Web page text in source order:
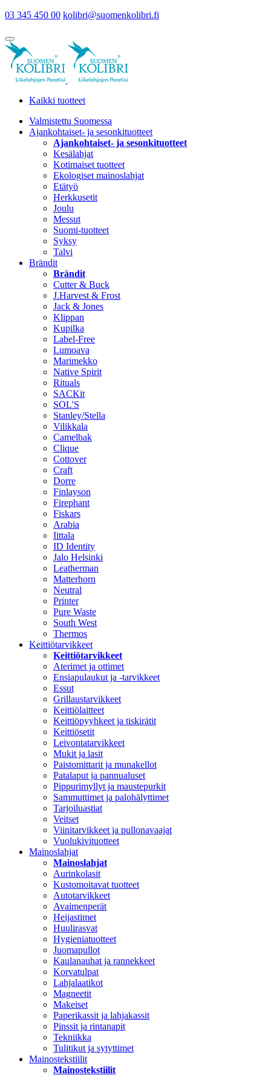
03 345 450 00 kolibri@suomenkolibri.fi
Kaikki tuotteet
Valmistettu Suomessa
Ajankohtaiset- ja sesonkituotteet
Ajankohtaiset- ja sesonkituotteet
Kesälahjat
Kotimaiset tuotteet
Ekologiset mainoslahjat
Etätyö
Herkkusetit
Joulu
Messut
Suomi-tuotteet
Syksy
Talvi
Brändit
Brändit
Cutter & Buck
J.Harvest & Frost
Jack & Jones
Klippan
Kupilka
Label-Free
Lumoava
Marimekko
Native Spirit
Rituals
SACKit
SOL'S
Stanley/Stella
Vilikkala
Camelbak
Clique
Cottover
Craft
Dorre
Finlayson
Firephant
Fiskars
Arabia
Iittala
ID Identity
Jalo Helsinki
Leatherman
Matterhorn
Neutral
Printer
Pure Waste
South West
Thermos
Keittiötarvikkeet
Keittiötarvikkeet
Aterimet ja ottimet
Ensiapulaukut ja -tarvikkeet
Essut
Grillaustarvikkeet
Keittiölaitteet
Keittiöpyyhkeet ja tiskirätit
Keittiösetit
Leivontatarvikkeet
Mukit ja lasit
Paistomittarit ja munakellot
Patalaput ja pannualuset
Pippurimyllyt ja maustepurkit
Sammuttimet ja palohälyttimet
Tarjoiluastiat
Veitset
Viinitarvikkeet ja pullonavaajat
Vuolukivituotteet
Mainoslahjat
Mainoslahjat
Aurinkolasit
Kustomoitavat tuotteet
Autotarvikkeet
Avaimenperät
Heijastimet
Huulirasvat
Hygieniatuotteet
Juomapullot
Kaulanauhat ja rannekkeet
Korvatulpat
Lahjalaatikot
Magneetit
Makeiset
Paperikassit ja lahjakassit
Pinssit ja rintanapit
Tekniikka
Tulitikut ja sytyttimet
Mainostekstiilit
Mainostekstiilit